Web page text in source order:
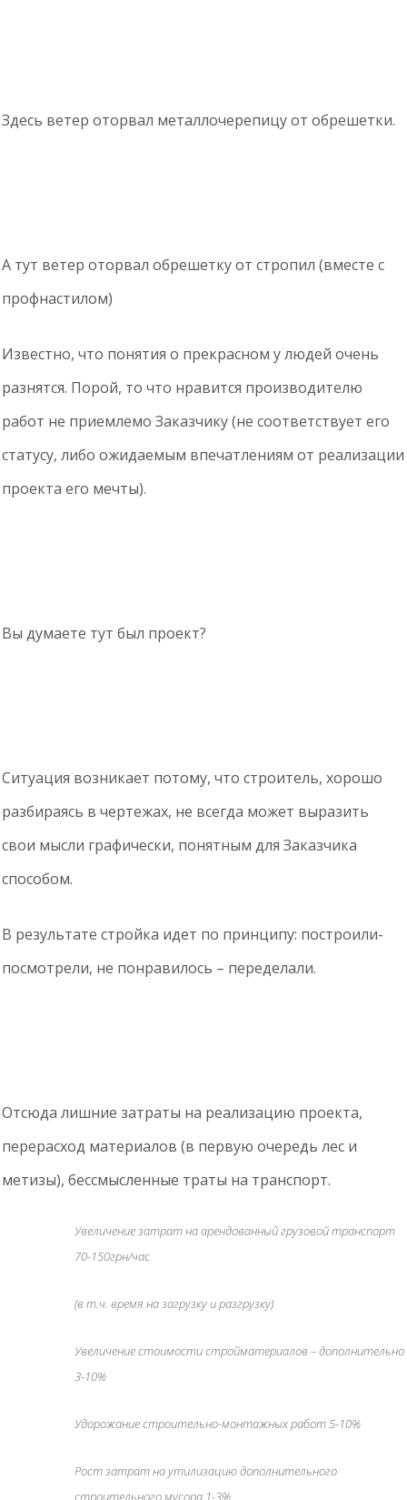
Здесь ветер оторвал металлочерепицу от обрешетки.
А тут ветер оторвал обрешетку от стропил (вместе с
профнастилом)
Известно, что понятия о прекрасном у людей очень
разнятся. Порой, то что нравится производителю
работ не приемлемо Заказчику (не соответствует его
статусу, либо ожидаемым впечатлениям от реализации
проекта его мечты).
Вы думаете тут был проект?
Ситуация возникает потому, что строитель, хорошо
разбираясь в чертежах, не всегда может выразить
свои мысли графически, понятным для Заказчика
способом.
В результате стройка идет по принципу: построили-
посмотрели, не понравилось – переделали.
Отсюда лишние затраты на реализацию проекта,
перерасход материалов (в первую очередь лес и
метизы), бессмысленные траты на транспорт.
Увеличение затрат на арендованный грузовой транспорт
70-150грн/час
(в т.ч. время на загрузку и разгрузку)
Увеличение стоимости стройматериалов – дополнительно
3-10%
Удорожание строительно-монтажных работ 5-10%
Рост затрат на утилизацию дополнительного
строительного мусора 1-3%